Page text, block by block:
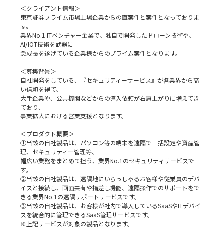
＜クライアント情報＞
東京証券プライム市場上場企業からの直案件と案件となっておりま
す。
業界No.1 ITベンチャー企業で、独自で開発したドローン技術や、
AI/IOT技術を武器に
急成長を遂げている企業様からのプライム案件となります。
＜募集背景＞
自社開発をしている、『セキュリティーサービス』が各業界から高
い信頼を得て、
大手企業や、公共機関などからの導入依頼が右肩上がりに増えてき
ており、
事業拡大における営業支援となります。
＜プロダクト概要＞
①当該の自社製品は、パソコン等の端末を遠隔で一括設定や資産管
理、セキュリティー管理等、
幅広い業務をまとめて担う、業界No.1のセキュリティサービスで
す。
②当該の自社製品は、遠隔地にいらっしゃるお客様や従業員のデバ
イスと接続し、画面共有や指差し機能、遠隔操作でのサポートをで
きる業界No.1の遠隔サポートサービスです。
③当該の自社製品は、お客様が社内で導入しているSaaSやITデバイ
スを統合的に管理できるSaaS管理サービスです。
※上記サービスが対象の製品となります。